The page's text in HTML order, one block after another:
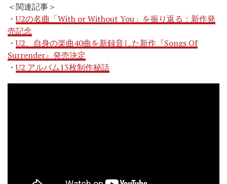
＜関連記事＞
・U2の名曲「With or Without You」を振り返る：新作発
売記念
・U2、自身の楽曲40曲を新録音した新作『Songs Of
Surrender』発売決定
・U2 アルバム13枚制作秘話